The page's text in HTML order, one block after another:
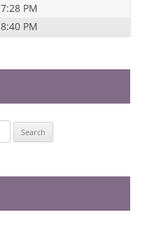
7:28 PM
8:40 PM